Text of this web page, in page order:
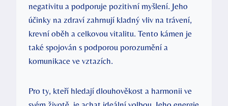
negativitu a podporuje pozitivní myšlení. Jeho
účinky na zdraví zahrnují kladný vliv na trávení,
krevní oběh a celkovou vitalitu. Tento kámen je
také spojován s podporou porozumění a
komunikace ve vztazích.
Pro ty, kteří hledají dlouhověkost a harmonii ve